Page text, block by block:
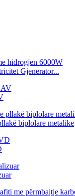
Gjenerator...
biplolare metalike